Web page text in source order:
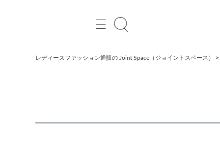
レディースファッション通販の Joint Space（ジョイントスペース）